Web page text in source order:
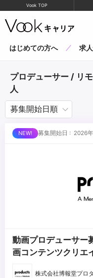
Vook TOP
はじめての方へ 求
プロデューサー / リ
人
募集開始日 : 2026
動画プロデューサー
画コンテンツクリエ
株式会社博報堂プロ